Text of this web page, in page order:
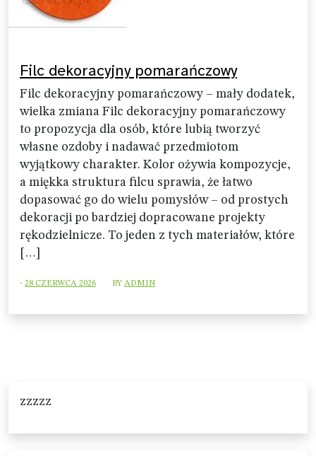
Filc dekoracyjny pomarańczowy
Filc dekoracyjny pomarańczowy – mały dodatek,
wielka zmiana Filc dekoracyjny pomarańczowy
to propozycja dla osób, które lubią tworzyć
własne ozdoby i nadawać przedmiotom
wyjątkowy charakter. Kolor ożywia kompozycje,
a miękka struktura filcu sprawia, że łatwo
dopasować go do wielu pomysłów – od prostych
dekoracji po bardziej dopracowane projekty
rękodzielnicze. To jeden z tych materiałów, które
[…]
- 28 CZERWCA 2026 BYADMIN
zzzzz